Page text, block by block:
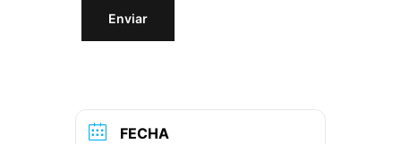
FECHA